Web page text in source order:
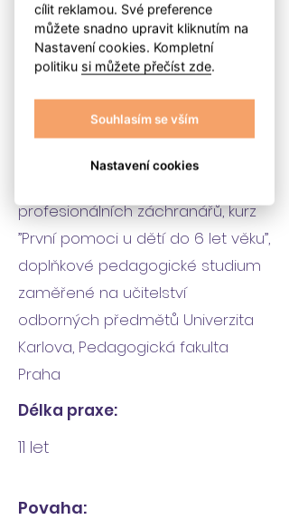
Vzdělání v oboru:
Vysoká škola zemědělská Praha,
Agronomická fakulta, obor:
zemědělské meliorace,
Akreditovaný kurz "Lektor práce s
rodinou”, Akreditovaný kurz MŠMT u
profesionálních záchranářů, kurz
”První pomoci u dětí do 6 let věku”,
doplňkové pedagogické studium
zaměřené na učitelství
odborných předmětů Univerzita
Karlova, Pedagogická fakulta
Praha
Délka praxe:
11 let
Povaha:
cílit reklamou. Své preference
můžete snadno upravit kliknutím na
Nastavení cookies. Kompletní
politiku si můžete přečíst zde.
Souhlasím se vším
Nastavení cookies